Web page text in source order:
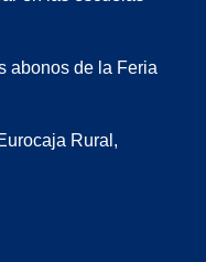
abonos de la Feria
Rural,